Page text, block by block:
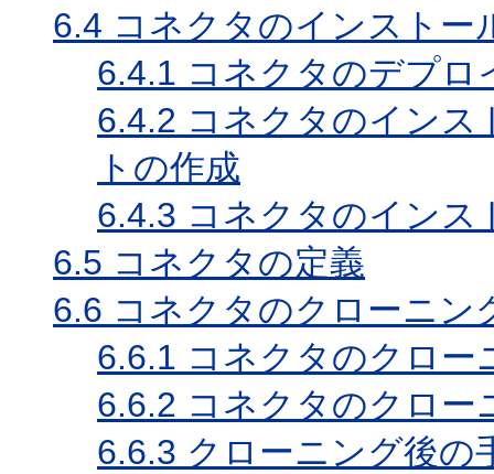
6.4 コネクタのインストー
6.4.1 コネクタのデプロ
6.4.2 コネクタのインス
トの作成
6.4.3 コネクタのインス
6.5 コネクタの定義
6.6 コネクタのクローニン
6.6.1 コネクタのクロー
6.6.2 コネクタのクロー
6.6.3 クローニング後の